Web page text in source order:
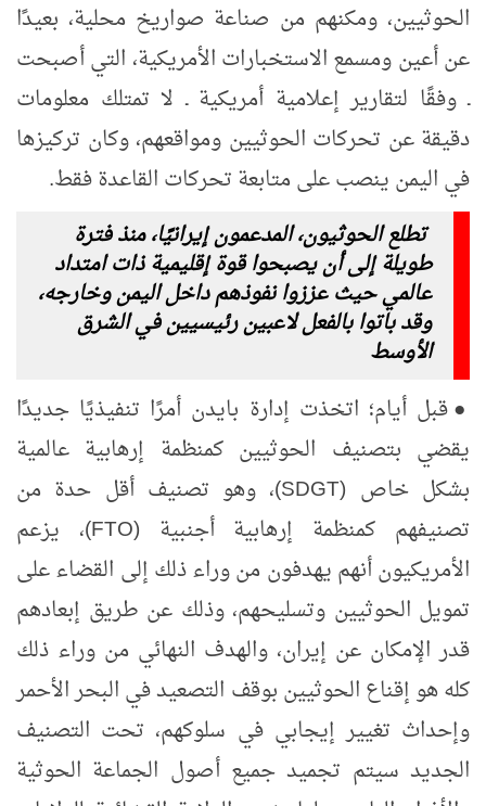
الحوثيين، ومكنهم من صناعة صواريخ محلية، بعيدًا
عن أعين ومسمع الاستخبارات الأمريكية، التي أصبحت
ـ وفقًا لتقارير إعلامية أمريكية ـ لا تمتلك معلومات
دقيقة عن تحركات الحوثيين ومواقعهم، وكان تركيزها
في اليمن ينصب على متابعة تحركات القاعدة فقط.
تطلع الحوثيون، المدعمون إيرانيًا، منذ فترة
طويلة إلى أن يصبحوا قوة إقليمية ذات امتداد
عالمي حيث عززوا نفوذهم داخل اليمن وخارجه،
وقد باتوا بالفعل لاعبين رئيسيين في الشرق
الأوسط
●قبل أيام؛ اتخذت إدارة بايدن أمرًا تنفيذيًا جديدًا
يقضي بتصنيف الحوثيين كمنظمة إرهابية عالمية
بشكل خاص (SDGT)، وهو تصنيف أقل حدة من
تصنيفهم كمنظمة إرهابية أجنبية (
FTO
)، يزعم
الأمريكيون أنهم يهدفون من وراء ذلك إلى القضاء على
تمويل الحوثيين وتسليحهم، وذلك عن طريق إبعادهم
قدر الإمكان عن إيران، والهدف النهائي من وراء ذلك
كله هو إقناع الحوثيين بوقف التصعيد في البحر الأحمر
وإحداث تغيير إيجابي في سلوكهم، تحت التصنيف
الجديد سيتم تجميد جميع أصول الجماعة الحوثية